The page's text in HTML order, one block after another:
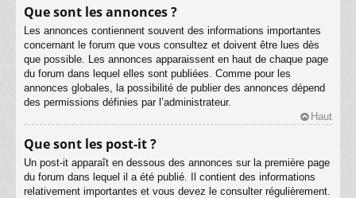
Que sont les annonces ?
Les annonces contiennent souvent des informations importantes
concernant le forum que vous consultez et doivent être lues dès
que possible. Les annonces apparaissent en haut de chaque page
du forum dans lequel elles sont publiées. Comme pour les
annonces globales, la possibilité de publier des annonces dépend
des permissions définies par l’administrateur.
Haut
Que sont les post-it ?
Un post-it apparaît en dessous des annonces sur la première page
du forum dans lequel il a été publié. Il contient des informations
relativement importantes et vous devez le consulter régulièrement.